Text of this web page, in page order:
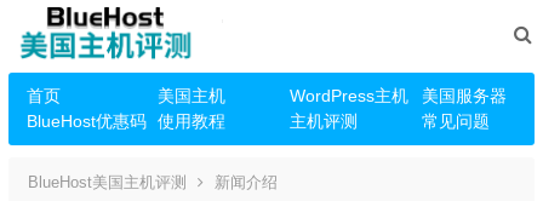
首页 美国主机 WordPress主机
美国服务器
BlueHost优惠码
使用教程 主机评测 常见问题
BlueHost美国主机评测 新闻介绍